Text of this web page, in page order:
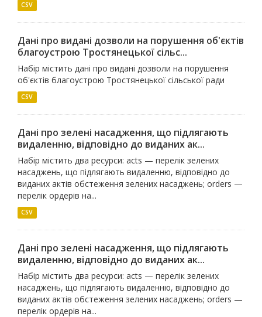
CSV
Дані про видані дозволи на порушення об'єктів
благоустрою Тростянецької сільс...
Набір містить дані про видані дозволи на порушення
об'єктів благоустрою Тростянецької сільської ради
CSV
Дані про зелені насадження, що підлягають
видаленню, відповідно до виданих ак...
Набір містить два ресурси: acts — перелік зелених
насаджень, що підлягають видаленню, відповідно до
виданих актів обстеження зелених насаджень; orders —
перелік ордерів на...
CSV
Дані про зелені насадження, що підлягають
видаленню, відповідно до виданих ак...
Набір містить два ресурси: acts — перелік зелених
насаджень, що підлягають видаленню, відповідно до
виданих актів обстеження зелених насаджень; orders —
перелік ордерів на...